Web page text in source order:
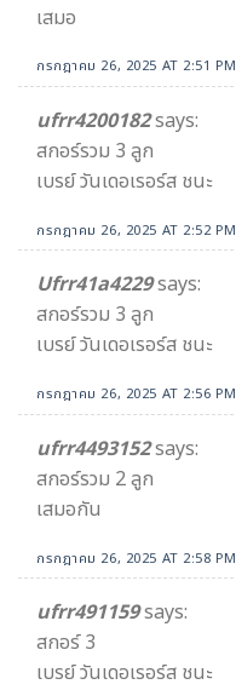
เสมอ
กรกฎาคม 26, 2025 AT 2:51 PM
ufrr4200182says:
สกอร์รวม 3 ลูก
เบรย์ วันเดอเรอร์ส ชนะ
กรกฎาคม 26, 2025 AT 2:52 PM
Ufrr41a4229says:
สกอร์รวม 3 ลูก
เบรย์ วันเดอเรอร์ส ชนะ
กรกฎาคม 26, 2025 AT 2:56 PM
ufrr4493152says:
สกอร์รวม 2 ลูก
เสมอกัน
กรกฎาคม 26, 2025 AT 2:58 PM
ufrr491159says:
สกอร์ 3
เบรย์ วันเดอเรอร์ส ชนะ